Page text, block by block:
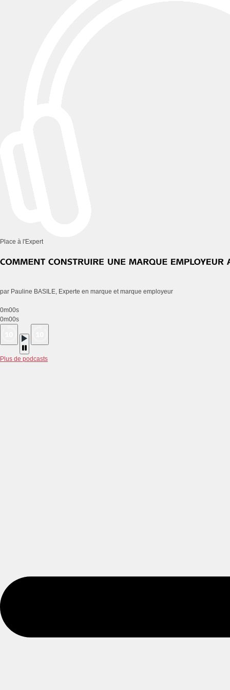
Place à l'Expert
par Pauline BASILE, Experte en marque et marque employeur
0m00s
0m00s
Plus de podcasts